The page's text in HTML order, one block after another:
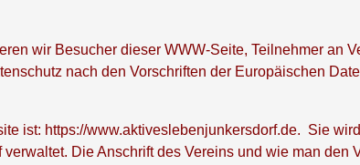
wir Besucher dieser WWW-Seite, Teilnehmer an
nach den Vorschriften der Europäischen
ist: https://www.aktiveslebenjunkersdorf.de. Sie
Die Anschrift des Vereins und wie man den